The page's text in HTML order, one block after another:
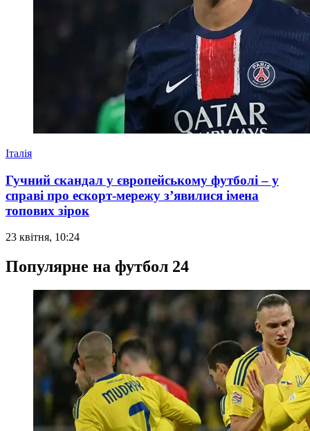
Італія
Гучний скандал у європейському футболі – у
справі про ескорт-мережу з’явилися імена
топових зірок
23 квітня, 10:24
Популярне на футбол 24